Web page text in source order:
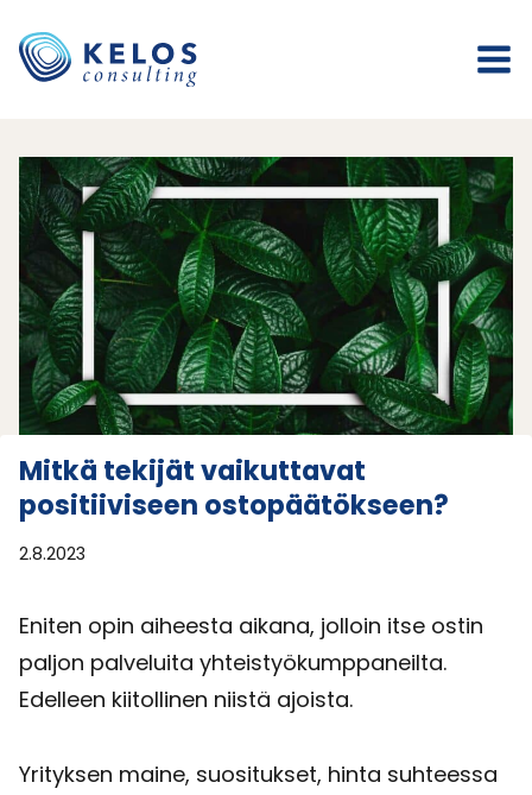
sisältöön
Mitkä tekijät vaikuttavat
positiiviseen ostopäätökseen?
2.8.2023
Eniten opin aiheesta aikana, jolloin itse ostin
paljon palveluita yhteistyökumppaneilta.
Edelleen kiitollinen niistä ajoista.
Yrityksen maine, suositukset, hinta suhteessa